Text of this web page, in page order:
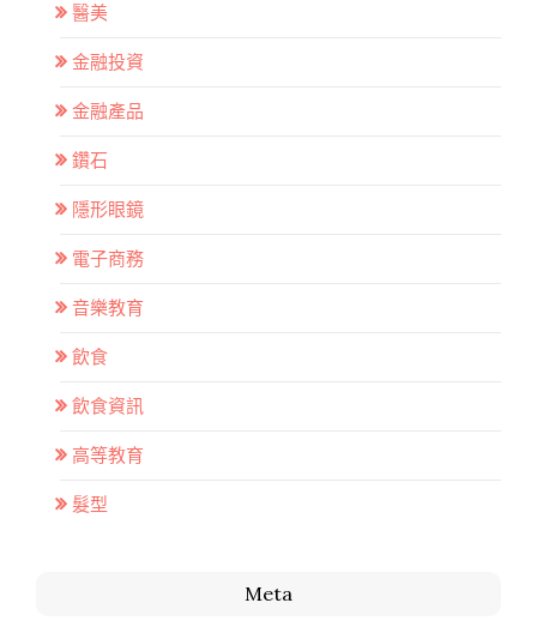
醫美
金融投資
金融產品
鑽石
隱形眼鏡
電子商務
音樂教育
飲食
飲食資訊
高等教育
髮型
Meta